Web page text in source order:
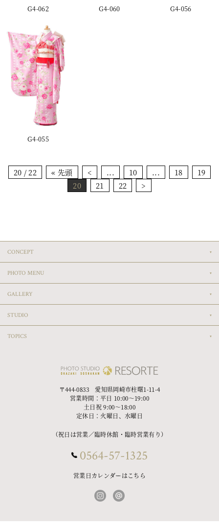
G4-062 G4-060 G4-056
G4-055
20 / 22 « 先頭 < ... 10 ... 18
19
20
21 22 >
CONCEPT
PHOTO MENU
GALLERY
STUDIO
TOPICS
〒444-0833 愛知県岡崎市柱曙1-11-4
営業時間：平日 10:00〜19:00
土日祝 9:00〜18:00
定休日：火曜日、水曜日
（祝日は営業／臨時休館・臨時営業有り）
0564-57-1325
営業日カレンダーはこちら